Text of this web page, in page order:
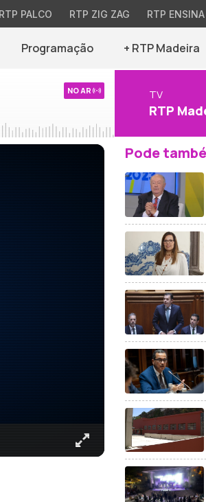
RTP PALCO RTP ZIG ZAG RTP ENSINA
Programação + RTP Madeira
NO AR TV
RTP
Pode